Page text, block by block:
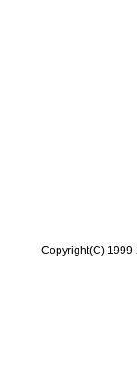
Copyright(C)